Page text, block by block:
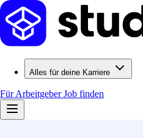
Alles für deine Karriere
Für ArbeitgeberJob finden